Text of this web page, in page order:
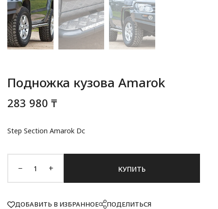
Подножка кузова Amarok
283 980 ₸
Step Section Amarok Dc
− + КУПИТЬ
ДОБАВИТЬ В ИЗБРАННОЕ ПОДЕЛИТЬСЯ